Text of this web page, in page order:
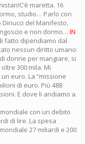
maretta. 16
studio… Parlo con
del Manifesto,
e non dormo… IN
fatto dipendiamo dal
nessun diritto umano:
donne per mangiare, si
300 mila. Mi
euro. La “missione
di euro. Più 488
E dove li andiamo a
con un debito
di lire. La spesa
27 miliardi e 200